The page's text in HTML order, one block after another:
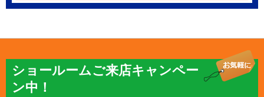
ショールームご来店キャンペー
ン中！